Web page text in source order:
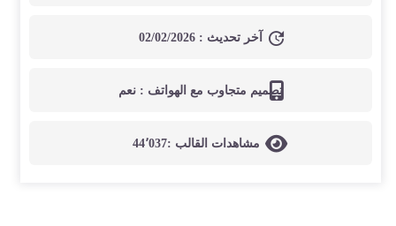
آخر تحديث :
تصميم متجاوب مع الهواتف : نعم
مشاهدات القالب :44٬037